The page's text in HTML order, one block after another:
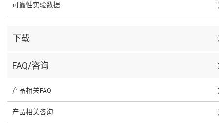
可靠性实验数据
下载
FAQ/咨询
产品相关FAQ
产品相关咨询